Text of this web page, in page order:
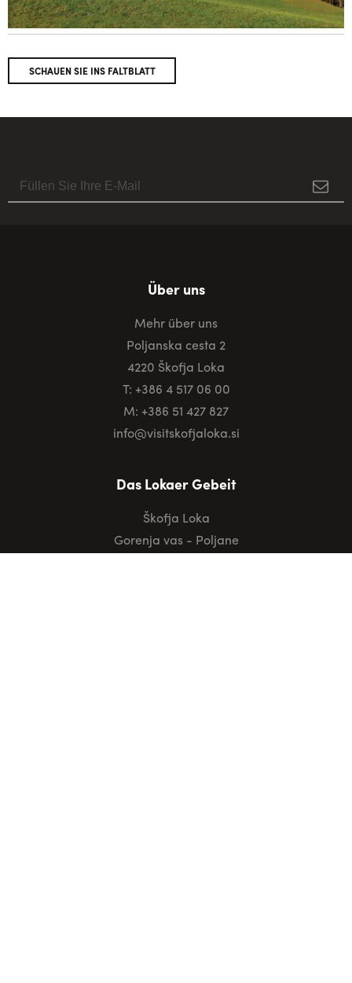
SCHAUEN SIE INS FALTBLATT
Über uns
Mehr über uns
Poljanska cesta 2
4220 Škofja Loka
T: +386 4 517 06 00
M: +386 51 427 827
info@visitskofjaloka.si
Das Lokaer Gebeit
Škofja Loka
Gorenja vas - Poljane